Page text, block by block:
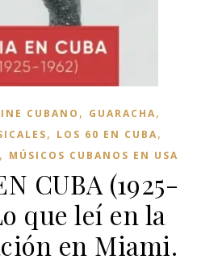
CUBANO , GUARACHA,
, LOS 60 EN CUBA,
, MÚSICOS CUBANOS EN USA
CUBA (1925-
que leí en la
en Miami.